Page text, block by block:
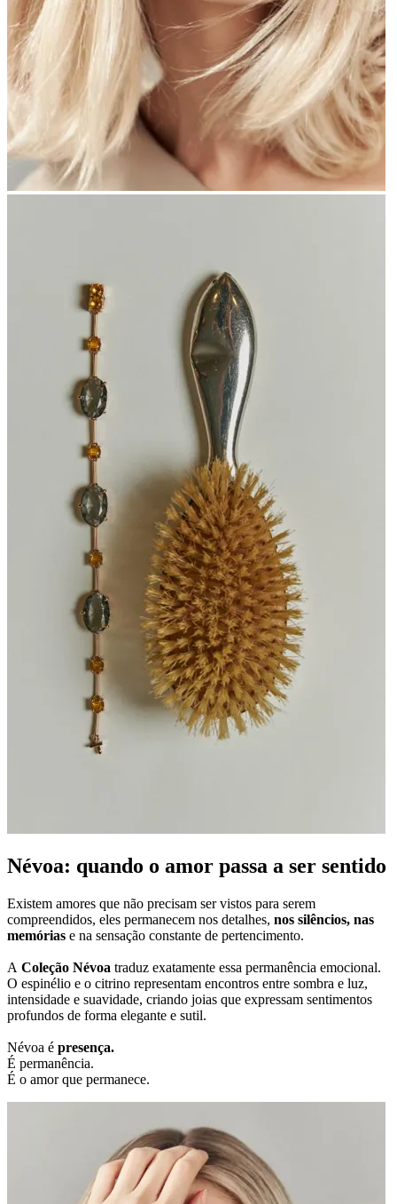
Névoa: quando o amor passa a ser sentido
Existem amores que não precisam ser vistos para serem
compreendidos, eles permanecem nos detalhes, nos silêncios, nas
memórias e na sensação constante de pertencimento.
A Coleção Névoa traduz exatamente essa permanência emocional.
O espinélio e o citrino representam encontros entre sombra e luz,
intensidade e suavidade, criando joias que expressam sentimentos
profundos de forma elegante e sutil.
Névoa é presença.
É permanência.
É o amor que permanece.